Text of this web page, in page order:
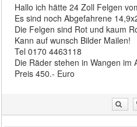
Hallo ich hätte 24 Zoll Felgen
Es sind noch Abgefahrene
Die Felgen sind Rot und kaum
Kann auf wunsch Bilder Mailen!
Tel 0170 4463118
Die Räder stehen in Wangen im
Preis 450.- Euro